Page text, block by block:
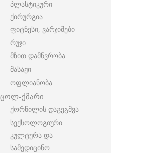
პლასტიკური
ქირურგია
ფიტნესი, ვარჯიშები
რუჯი
მზით დამწვრობა
მასაჟი
ოფლიანობა
ცოლ-ქმარი
ქორწილის დაგეგმვა
სექსოლოგიური
კულტურა და
სამედიცინო